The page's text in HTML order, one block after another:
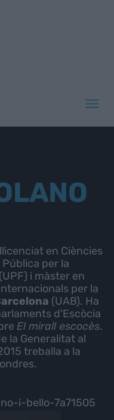
en Ciències
per la
(UPF) i màster en
per la
(UAB). Ha
d'Escòcia
El mirall escocès.
la Generalitat al
treballa a la
i-bello-7a71505